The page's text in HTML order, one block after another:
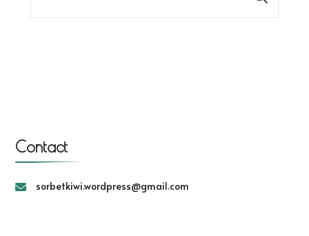
Contact
sorbetkiwi.wordpress@gmail.com